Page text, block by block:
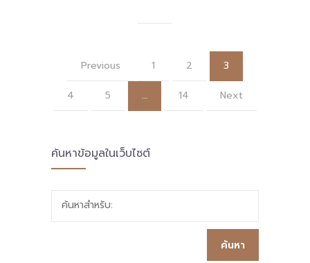
Previous 1 2 3
4 5 … 14 Next
ค้นหาข้อมูลในเว็บไซต์
ค้นหาสำหรับ: